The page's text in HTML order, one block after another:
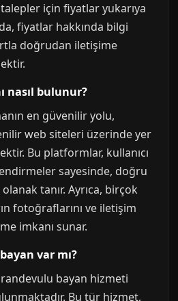
için fiyatlar yukarıya
fiyatlar hakkında bilgi
doğrudan iletişime
nasıl bulunur?
en güvenilir yolu,
web siteleri üzerinde yer
Bu platformlar, kullanıcı
sayesinde, doğru
tanır. Ayrıca, birçok
fotoğraflarını ve iletişim
imkanı sunar.
var mı?
randevulu bayan hizmeti
Bu tür hizmet,